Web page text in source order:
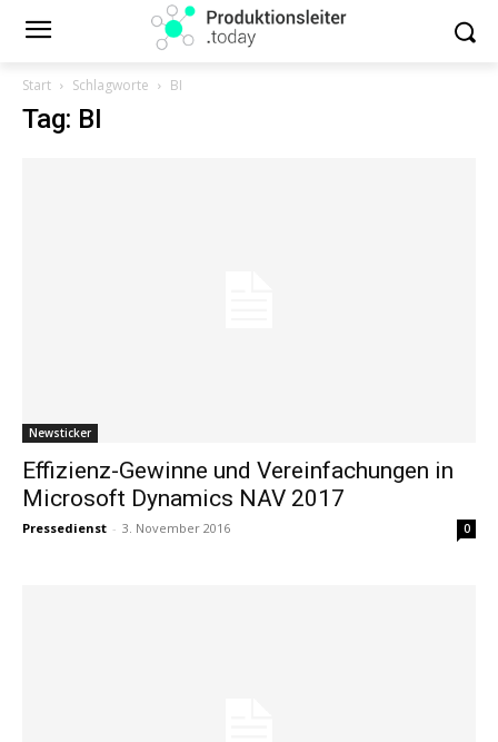
Start Schlagworte BI
Tag: BI
Newsticker
Effizienz-Gewinne und Vereinfachungen in
Microsoft Dynamics NAV 2017
Pressedienst - 3. November 2016 0